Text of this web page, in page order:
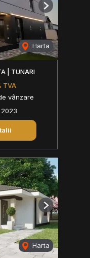
Harta
Next
| TUNARI
TVA
vânzare
2023
Harta
Next